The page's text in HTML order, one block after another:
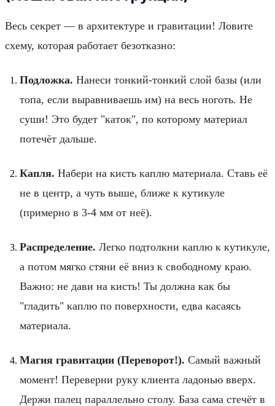
Весь секрет — в архитектуре и гравитации! Ловите
схему, которая работает безотказно:
Подложка. Нанеси тонкий-тонкий слой базы (или
топа, если выравниваешь им) на весь ноготь. Не
суши! Это будет "каток", по которому материал
потечёт дальше.
Капля. Набери на кисть каплю материала. Ставь её
не в центр, а чуть выше, ближе к кутикуле
(примерно в 3-4 мм от неё).
Распределение. Легко подтолкни каплю к кутикуле,
а потом мягко стяни её вниз к свободному краю.
Важно: не дави на кисть! Ты должна как бы
"гладить" каплю по поверхности, едва касаясь
материала.
Магия гравитации (Переворот!). Самый важный
момент! Переверни руку клиента ладонью вверх.
Держи палец параллельно столу. База сама стечёт в